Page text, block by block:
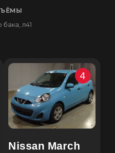
бака, л41
Nissan March
4